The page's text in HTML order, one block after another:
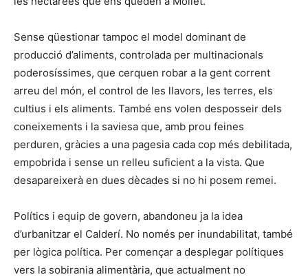
Sense qüestionar tampoc el model dominant de
producció d’aliments, controlada per multinacionals
poderosíssimes, que cerquen robar a la gent corrent
arreu del món, el control de les llavors, les terres, els
cultius i els aliments. També ens volen desposseir dels
coneixements i la saviesa que, amb prou feines
perduren, gràcies a una pagesia cada cop més debilitada,
empobrida i sense un relleu suficient a la vista. Que
desapareixerà en dues dècades si no hi posem remei.
Polítics i equip de govern, abandoneu ja la idea
d’urbanitzar el Calderí. No només per inundabilitat, també
per lògica política. Per començar a desplegar polítiques
vers la sobirania alimentària, que actualment no